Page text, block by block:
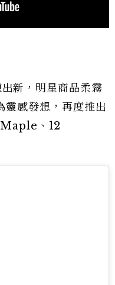
新，明星商品柔霧
靈感發想，再度推出
、12